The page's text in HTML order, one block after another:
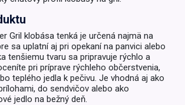
Gril klobása tenká je určená najmä na
sa uplatní aj pri opekaní na panvici alebo
tenšiemu tvaru sa pripravuje rýchlo a
pri príprave rýchleho občerstvenia,
teplého jedla k pečivu. Je vhodná aj ako
do sendvičov alebo ako
jedlo na bežný deň.